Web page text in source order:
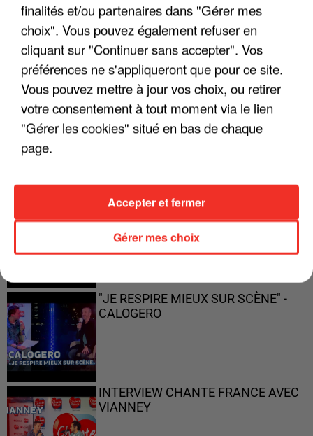
"JE SUIS À DISPOSITION DES
ENFOIRÉS"
"ON A TOUS LE TRAC"
"ON N'EST PAS DES PARENTS
PARFAITS"
"JE RESPIRE MIEUX SUR SCÈNE" -
CALOGERO
INTERVIEW CHANTE FRANCE AVEC
VIANNEY
finalités et/ou partenaires dans "Gérer mes
choix". Vous pouvez également refuser en
cliquant sur "Continuer sans accepter". Vos
préférences ne s'appliqueront que pour ce site.
Vous pouvez mettre à jour vos choix, ou retirer
votre consentement à tout moment via le lien
"Gérer les cookies" situé en bas de chaque
page.
Gérer mes choix
Accepter et fermer